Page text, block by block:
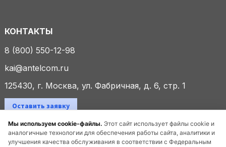
Мы используем cookie-файлы. Этот сайт использует файлы cookie и
аналогичные технологии для обеспечения работы сайта, аналитики и
улучшения качества обслуживания в соответствии с Федеральным
КОНТАКТЫ
8 (800) 550-12-98
kai@antelcom.ru
125430, г. Москва, ул. Фабричная, д. 6, стр. 1
Оставить заявку